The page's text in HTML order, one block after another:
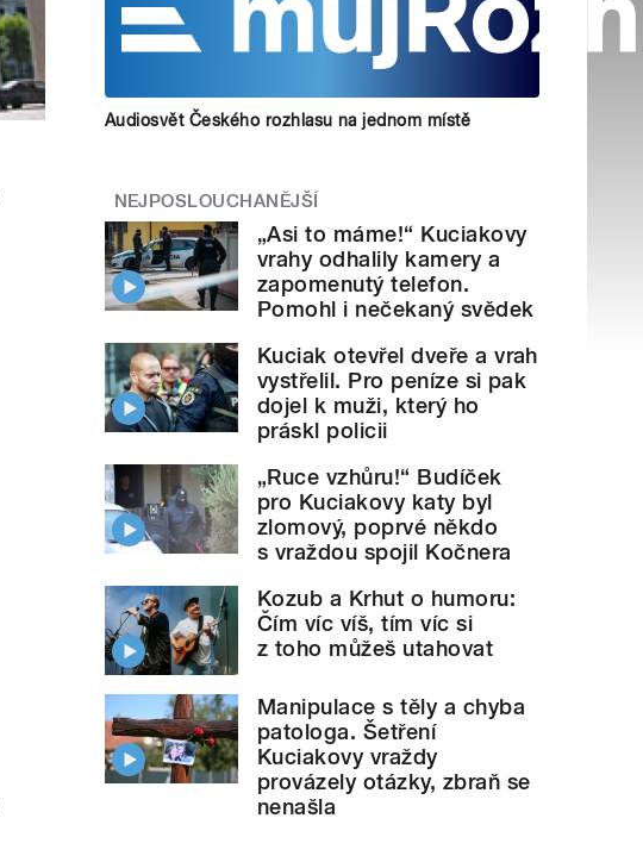
Audiosvět Českého rozhlasu na jednom místě
NEJPOSLOUCHANĚJŠÍ
„Asi to máme!“ Kuciakovy
vrahy odhalily kamery a
zapomenutý telefon.
Pomohl i nečekaný svědek
Kuciak otevřel dveře a vrah
vystřelil. Pro peníze si pak
dojel k muži, který ho
práskl policii
„Ruce vzhůru!“ Budíček
pro Kuciakovy katy byl
zlomový, poprvé někdo
s vraždou spojil Kočnera
Kozub a Krhut o humoru:
Čím víc víš, tím víc si
z toho můžeš utahovat
Manipulace s těly a chyba
patologa. Šetření
Kuciakovy vraždy
provázely otázky, zbraň se
nenašla